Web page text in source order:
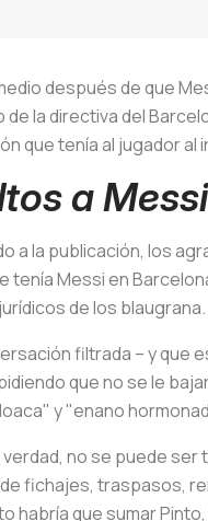
después de que
de la directiva del
que tenía al jugador
a
a la publicación, los
tenía Messi en
de los blaugrana.
filtrada – y que
que no se le
y "enano
verdad, no se puede ser
fichajes, traspasos,
habría que sumar